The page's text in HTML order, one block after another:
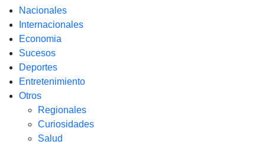
Nacionales
Internacionales
Economia
Sucesos
Deportes
Entretenimiento
Otros
Regionales
Curiosidades
Salud